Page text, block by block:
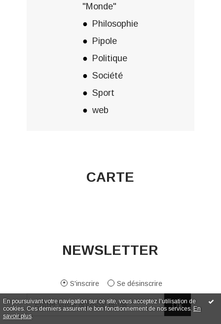
En poursuivant votre navigation sur ce site, vous acceptez l'utilisation de
cookies. Ces derniers assurent le bon fonctionnement de nos services. En
savoir plus.
"Monde"
Philosophie
Pipole
Politique
Société
Sport
web
CARTE
NEWSLETTER
S'inscrire Se désinscrire